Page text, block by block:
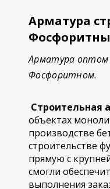
Арматура
Арматура оптом
Фосфоритном.
Строительная
объектах
производстве
строительстве
прямую с
смогли
выполнения